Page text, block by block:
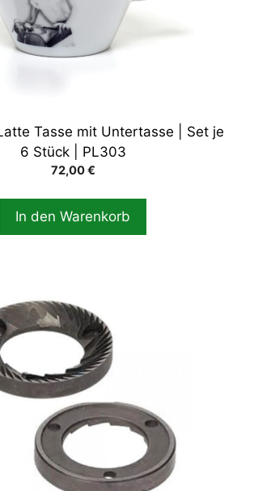
Tasse mit Untertasse | Set je
6 Stück | PL303
72,00€
In den Warenkorb